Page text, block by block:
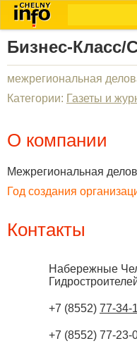
Бизнес-Класс/
межрегиональная
Категории: Газеты и
О компании
Межрегиональная
Год создания
Контакты
Набережные
+7 (8552) 77-34-
+7 (8552) 77-23-